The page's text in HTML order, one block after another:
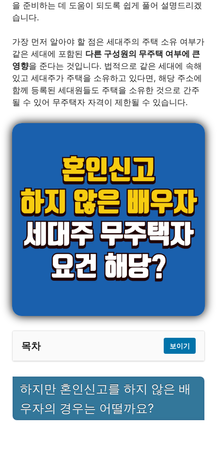
을 준비하는 데 도움이 되도록 쉽게 풀어 설명드리겠
습니다.
가장 먼저 알아야 할 점은 세대주의 주택 소유 여부가
같은 세대에 포함된 다른 구성원의 무주택 여부에 큰
영향을 준다는 것입니다. 법적으로 같은 세대에 속해
있고 세대주가 주택을 소유하고 있다면, 해당 주소에
함께 등록된 세대원들도 주택을 소유한 것으로 간주
될 수 있어 무주택자 자격이 제한될 수 있습니다.
목차 보이기
1
우는 어떨까요?
1.1 예시로 알아보는 무주택자 자격기준
하지만 혼인신고를 하지 않은 배
우자의 경우는 어떨까요?